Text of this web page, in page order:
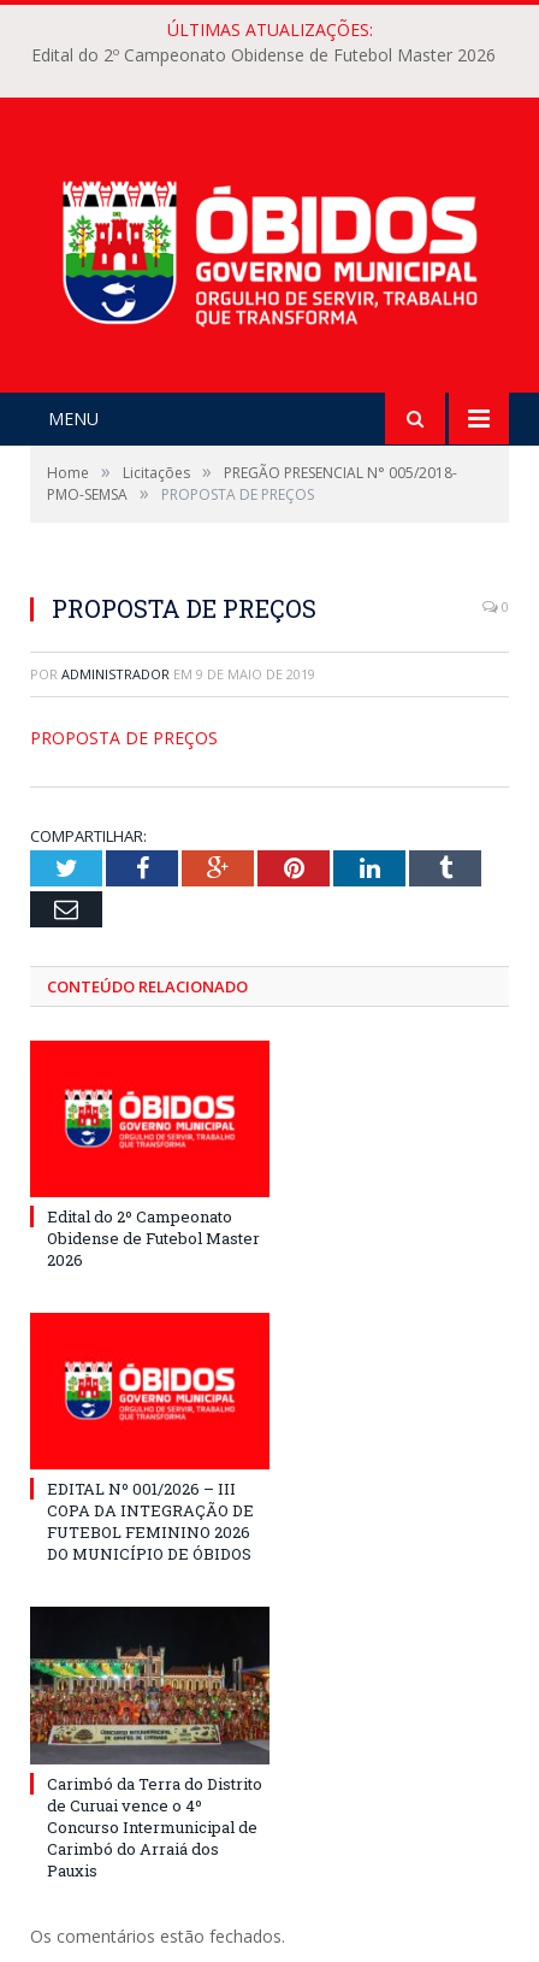
ÚLTIMAS ATUALIZAÇÕES:
Edital do 2º Campeonato Obidense de Futebol Master 2026
MENU
Home » Licitações »
PREGÃO PRESENCIAL N° 005/2018-
PMO-SEMSA » PROPOSTA DE PREÇOS
PROPOSTA DE PREÇOS 0
POR ADMINISTRADOR EM 9 DE MAIO DE 2019
PROPOSTA DE PREÇOS
COMPARTILHAR:
TwitterFacebookGoogle+PinterestLinkedInTumblr
Email
CONTEÚDO RELACIONADO
Edital do 2º Campeonato
Obidense de Futebol Master
2026
EDITAL Nº 001/2026 – III
COPA DA INTEGRAÇÃO DE
FUTEBOL FEMININO 2026
DO MUNICÍPIO DE ÓBIDOS
Carimbó da Terra do Distrito
de Curuai vence o 4º
Concurso Intermunicipal de
Carimbó do Arraiá dos
Pauxis
Os comentários estão fechados.